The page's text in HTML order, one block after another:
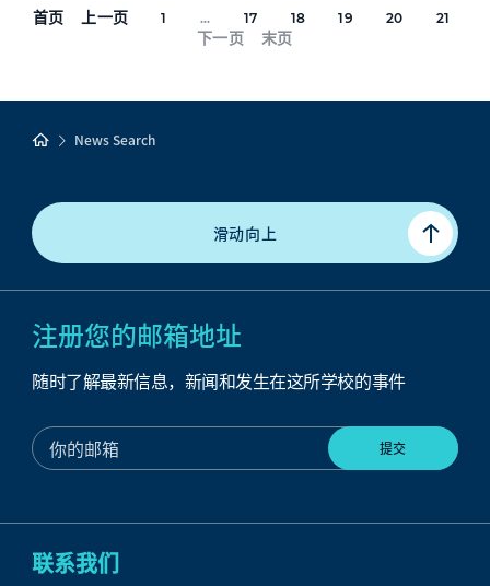
首页 上一页 1 ... 17 18 19 20 21
下一页 末页
News Search
滑动向上
注册您的邮箱地址
随时了解最新信息，新闻和发生在这所学校的事件
联系我们